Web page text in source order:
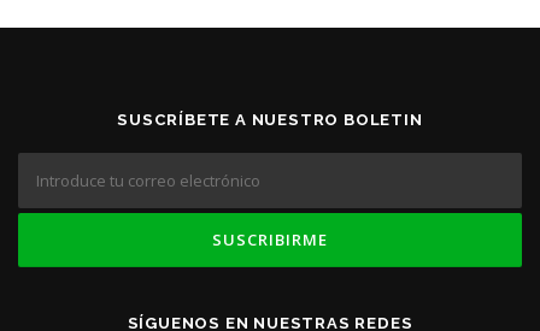
SUSCRÍBETE A NUESTRO BOLETIN
SÍGUENOS EN NUESTRAS REDES